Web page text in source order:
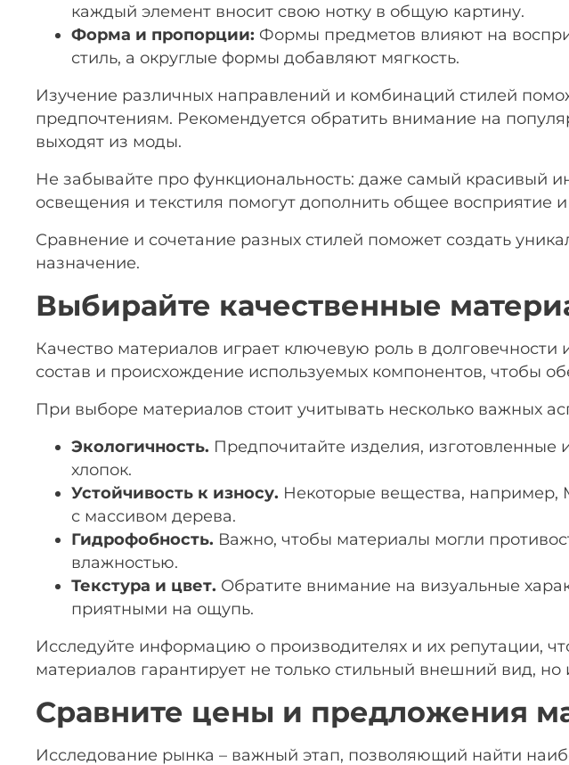
каждый элемент вносит свою нотку в общую картину.
Форма и пропорции: Формы предметов влияют на
стиль, а округлые формы добавляют мягкость.
Изучение различных направлений и комбинаций стилей
предпочтениям. Рекомендуется обратить внимание на
выходят из моды.
Не забывайте про функциональность: даже самый красивый
освещения и текстиля помогут дополнить общее восприятие
Сравнение и сочетание разных стилей поможет создать
назначение.
Выбирайте качественные
Качество материалов играет ключевую роль в
состав и происхождение используемых компонентов, чтобы
При выборе материалов стоит учитывать несколько важных
Экологичность. Предпочитайте изделия, изготовленные
хлопок.
Устойчивость к износу. Некоторые вещества, например,
с массивом дерева.
Гидрофобность. Важно, чтобы материалы могли
влажностью.
Текстура и цвет. Обратите внимание на визуальные
приятными на ощупь.
Исследуйте информацию о производителях и их репутации,
материалов гарантирует не только стильный внешний вид, но
Сравните цены и предложения
Исследование рынка – важный этап, позволяющий найти